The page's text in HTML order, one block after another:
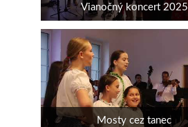
Vianočný koncert 2025
Mosty cez tanec